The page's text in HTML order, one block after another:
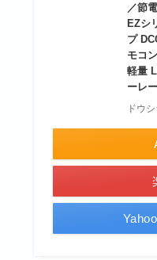
／節
EZシ
プ
モコ
軽量
ーレ
ドウ